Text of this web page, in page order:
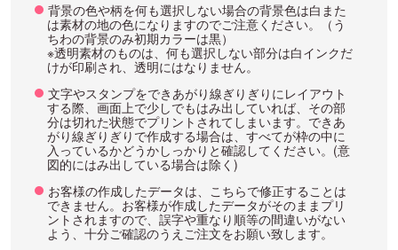
背景の色や柄を何も選択しない場合の背景色は白また
は素材の地の色になりますのでご注意ください。（う
ちわの背景のみ初期カラーは黒）
※透明素材のものは、何も選択しない部分は白インクだ
けが印刷され、透明にはなりません。
文字やスタンプをできあがり線ぎりぎりにレイアウト
する際、画面上で少しでもはみ出していれば、その部
分は切れた状態でプリントされてしまいます。できあ
がり線ぎりぎりで作成する場合は、すべてが枠の中に
入っているかどうかしっかりと確認してください。(意
図的にはみ出している場合は除く)
お客様の作成したデータは、こちらで修正することは
できません。お客様が作成したデータがそのままプリ
ントされますので、誤字や重なり順等の間違いがない
よう、十分ご確認のうえご注文をお願い致します。